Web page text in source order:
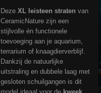
Deze XL leisteen straten van
CeramicNature zijn een
stijlvolle én functionele
toevoeging aan je aquarium,
terrarium of knaagdierverblijf.
Dankzij de natuurlijke
uitstraling en dubbele laag met
gesloten schuilgangen is dit